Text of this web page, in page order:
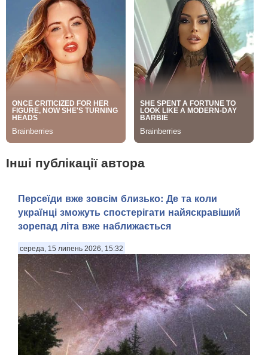
Інші публікації автора
Персеїди вже зовсім близько: Де та коли
українці зможуть спостерігати найяскравіший
зорепад літа вже наближається
середа, 15 липень 2026, 15:32